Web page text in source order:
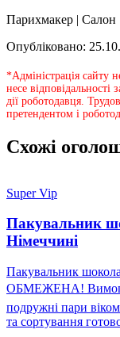
Парихмакер |
Опубліковано:
*Адміністрація сайту
несе відповідальності
дії роботодавця.
претендентом і
Схожі
Super Vip
Пакувальник
Німеччині
Пакувальник
ОБМЕЖЕНА! Вимоги
подружні пари
та сортування